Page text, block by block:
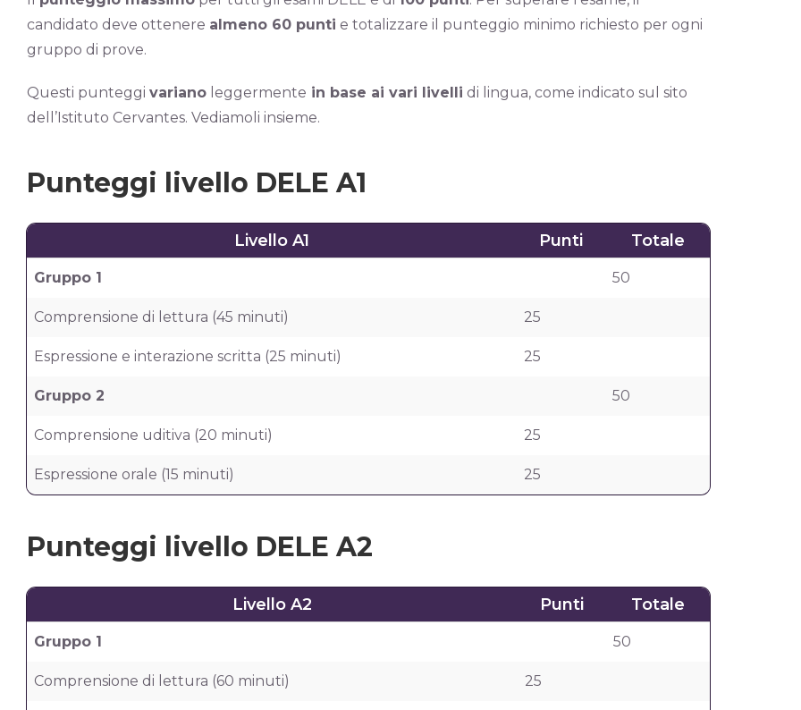
candidato deve ottenere almeno 60 punti e totalizzare il punteggio minimo richiesto per ogni
gruppo di prove.
Questi punteggi variano leggermente in base ai vari livelli di lingua, come indicato sul sito
dell’Istituto Cervantes. Vediamoli insieme.
Punteggi livello DELE A1
Livello A1 Punti Totale
Gruppo 1 50
Comprensione di lettura (45 minuti) 25
Espressione e interazione scritta (25 minuti) 25
Gruppo 2 50
Comprensione uditiva (20 minuti) 25
Espressione orale (15 minuti) 25
Punteggi livello DELE A2
Livello A2 Punti Totale
Gruppo 1 50
Comprensione di lettura (60 minuti) 25